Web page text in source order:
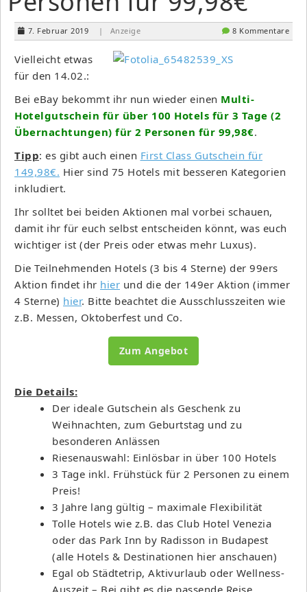
7. Februar 2019 | Anzeige 8 Kommentare
Vielleicht etwas
für den 14.02.:
Bei eBay bekommt ihr nun wieder einen Multi-
Hotelgutschein für über 100 Hotels für 3 Tage (2
Übernachtungen) für 2 Personen für 99,98€.
Tipp: es gibt auch einen First Class Gutschein für
149,98€. Hier sind 75 Hotels mit besseren Kategorien
inkludiert.
Ihr solltet bei beiden Aktionen mal vorbei schauen,
damit ihr für euch selbst entscheiden könnt, was euch
wichtiger ist (der Preis oder etwas mehr Luxus).
Die Teilnehmenden Hotels (3 bis 4 Sterne) der 99ers
Aktion findet ihr hier und die der 149er Aktion (immer
4 Sterne) hier. Bitte beachtet die Ausschlusszeiten wie
z.B. Messen, Oktoberfest und Co.
Zum Angebot
Die Details:
Der ideale Gutschein als Geschenk zu
Weihnachten, zum Geburtstag und zu
besonderen Anlässen
Riesenauswahl: Einlösbar in über 100 Hotels
3 Tage inkl. Frühstück für 2 Personen zu einem
Preis!
3 Jahre lang gültig – maximale Flexibilität
Tolle Hotels wie z.B. das Club Hotel Venezia
oder das Park Inn by Radisson in Budapest
(alle Hotels & Destinationen hier anschauen)
Egal ob Städtetrip, Aktivurlaub oder Wellness-
Auszeit – Bei gibt es die passende Reise